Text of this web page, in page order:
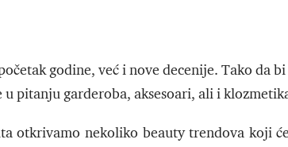
godine, već i nove decenije. Tako da
pitanju garderoba, aksesoari, ali i
otkrivamo nekoliko beauty trendova koji